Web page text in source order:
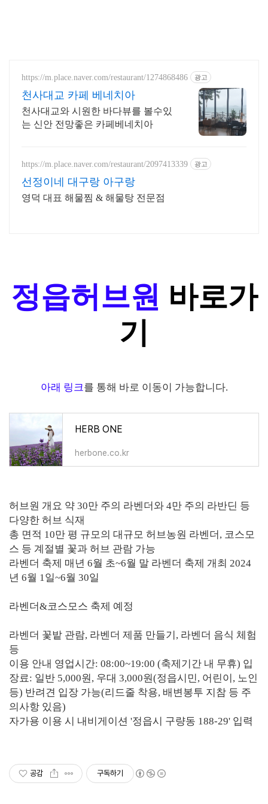
https://m.place.naver.com/restaurant/1274868486 광고
천사대교 카페 베네치아
천사대교와 시원한 바다뷰를 볼수있
는 신안 전망좋은 카페베네치아
https://m.place.naver.com/restaurant/2097413339 광고
선정이네 대구랑 아구랑
영덕 대표 해물찜 & 해물탕 전문점
정읍허브원 바로가
기
아래 링크를 통해 바로 이동이 가능합니다.
HERB ONE
herbone.co.kr
허브원 개요 약 30만 주의 라벤더와 4만 주의 라반딘 등
다양한 허브 식재
총 면적 10만 평 규모의 대규모 허브농원 라벤더, 코스모
스 등 계절별 꽃과 허브 관람 가능
라벤더 축제 매년 6월 초~6월 말 라벤더 축제 개최 2024
년 6월 1일~6월 30일
라벤더&코스모스 축제 예정
라벤더 꽃밭 관람, 라벤더 제품 만들기, 라벤더 음식 체험
등
이용 안내 영업시간: 08:00~19:00 (축제기간 내 무휴) 입
장료: 일반 5,000원, 우대 3,000원(정읍시민, 어린이, 노인
등) 반려견 입장 가능(리드줄 착용, 배변봉투 지참 등 주
의사항 있음)
자가용 이용 시 내비게이션 '정읍시 구량동 188-29' 입력
공감 구독하기